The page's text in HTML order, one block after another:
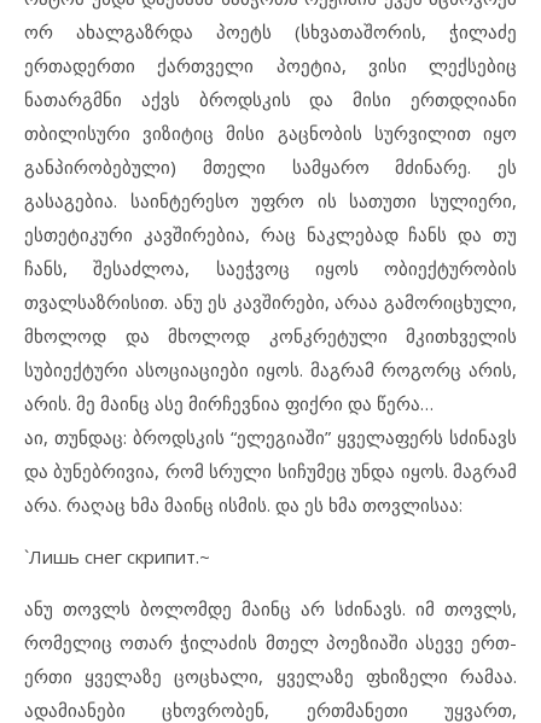
ორ ახალგაზრდა პოეტს (სხვათაშორის, ჭილაძე
ერთადერთი ქართველი პოეტია, ვისი ლექსებიც
ნათარგმნი აქვს ბროდსკის და მისი ერთდღიანი
თბილისური ვიზიტიც მისი გაცნობის სურვილით იყო
განპირობებული) მთელი სამყარო მძინარე. ეს
გასაგებია. საინტერესო უფრო ის სათუთი სულიერი,
ესთეტიკური კავშირებია, რაც ნაკლებად ჩანს და თუ
ჩანს, შესაძლოა, საეჭვოც იყოს ობიექტურობის
თვალსაზრისით. ანუ ეს კავშირები, არაა გამორიცხული,
მხოლოდ და მხოლოდ კონკრეტული მკითხველის
სუბიექტური ასოციაციები იყოს. მაგრამ როგორც არის,
არის. მე მაინც ასე მირჩევნია ფიქრი და წერა…
აი, თუნდაც: ბროდსკის “ელეგიაში” ყველაფერს სძინავს
და ბუნებრივია, რომ სრული სიჩუმეც უნდა იყოს. მაგრამ
არა. რაღაც ხმა მაინც ისმის. და ეს ხმა თოვლისაა:
`Лишь снег скрипит.~
ანუ თოვლს ბოლომდე მაინც არ სძინავს. იმ თოვლს,
რომელიც ოთარ ჭილაძის მთელ პოეზიაში ასევე ერთ-
ერთი ყველაზე ცოცხალი, ყველაზე ფხიზელი რამაა.
ადამიანები ცხოვრობენ, ერთმანეთი უყვართ,